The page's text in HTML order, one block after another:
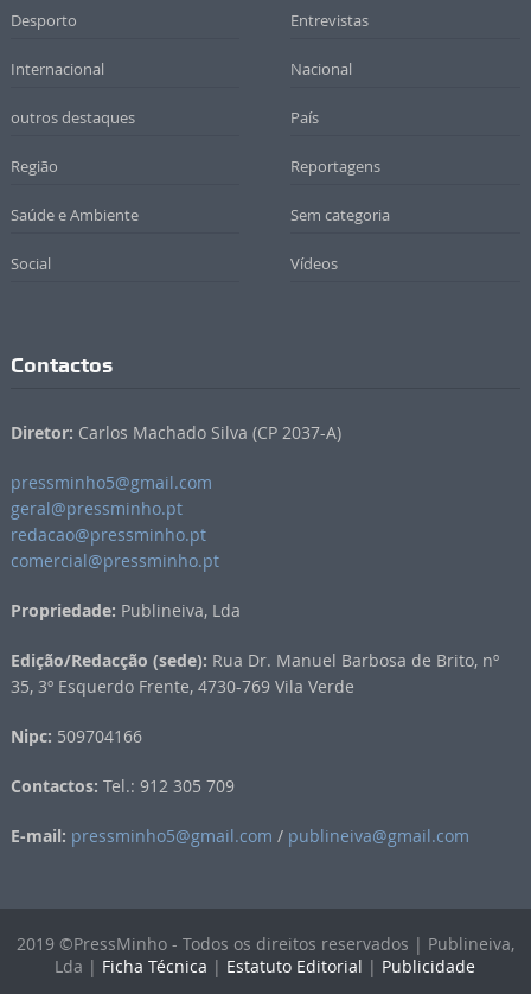
Desporto Entrevistas
Internacional Nacional
outros destaques País
Região Reportagens
Saúde e Ambiente Sem categoria
Social Vídeos
Contactos
Diretor: Carlos Machado Silva (CP 2037-A)
pressminho5@gmail.com
geral@pressminho.pt
redacao@pressminho.pt
comercial@pressminho.pt
Propriedade: Publineiva, Lda
Edição/Redacção (sede): Rua Dr. Manuel Barbosa de Brito, nº
35, 3º Esquerdo Frente, 4730-769 Vila Verde
Nipc: 509704166
Contactos: Tel.: 912 305 709
E-mail: pressminho5@gmail.com / publineiva@gmail.com
2019 ©PressMinho - Todos os direitos reservados | Publineiva,
Lda | Ficha Técnica | Estatuto Editorial | Publicidade